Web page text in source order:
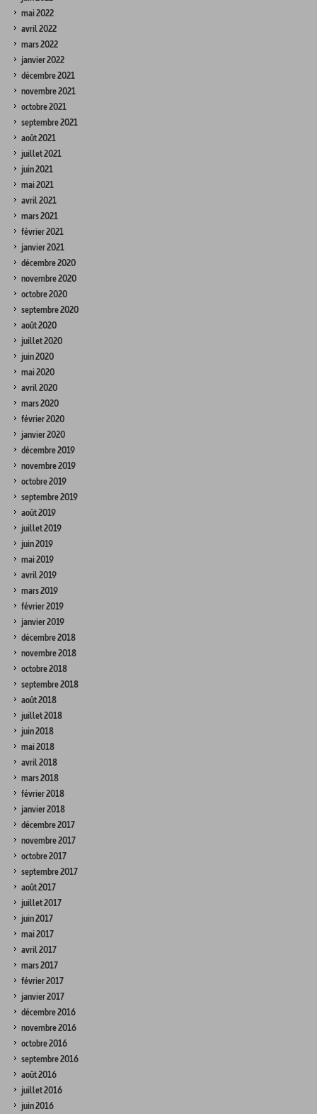
mai 2022
avril 2022
mars 2022
janvier 2022
décembre 2021
novembre 2021
octobre 2021
septembre 2021
août 2021
juillet 2021
juin 2021
mai 2021
avril 2021
mars 2021
février 2021
janvier 2021
décembre 2020
novembre 2020
octobre 2020
septembre 2020
août 2020
juillet 2020
juin 2020
mai 2020
avril 2020
mars 2020
février 2020
janvier 2020
décembre 2019
novembre 2019
octobre 2019
septembre 2019
août 2019
juillet 2019
juin 2019
mai 2019
avril 2019
mars 2019
février 2019
janvier 2019
décembre 2018
novembre 2018
octobre 2018
septembre 2018
août 2018
juillet 2018
juin 2018
mai 2018
avril 2018
mars 2018
février 2018
janvier 2018
décembre 2017
novembre 2017
octobre 2017
septembre 2017
août 2017
juillet 2017
juin 2017
mai 2017
avril 2017
mars 2017
février 2017
janvier 2017
décembre 2016
novembre 2016
octobre 2016
septembre 2016
août 2016
juillet 2016
juin 2016